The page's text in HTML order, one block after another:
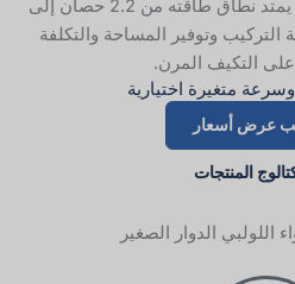
الصناعية الصغيرة الحجم. يمتد نطاق طاقته من 2.2 حصان إلى
التركيب وتوفير المساحة والتكلفة
على التكيف المرن.
متغيرة اختيارية
عرض أسعار
المنتجات
اللولبي الدوار الصغير